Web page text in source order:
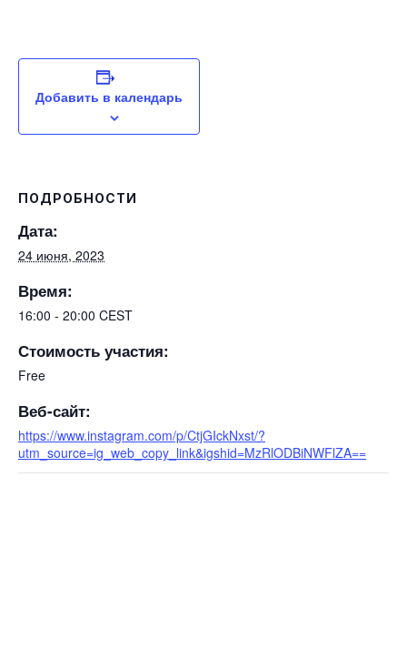
Добавить в календарь
ПОДРОБНОСТИ
Дата:
24 июня, 2023
Время:
16:00 - 20:00 CEST
Стоимость участия:
Free
Веб-сайт:
https://www.instagram.com/p/CtjGIckNxst/?
utm_source=ig_web_copy_link&igshid=MzRlODBiNWFlZA==